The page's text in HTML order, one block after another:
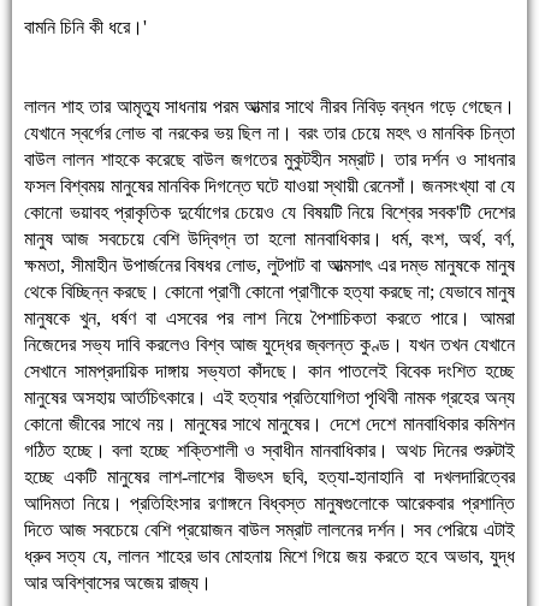
বামনি চিনি কী ধরে।'
লালন শাহ তার আমৃত্যু সাধনায় পরম আত্মার সাথে নীরব নিবিড় বন্ধন গড়ে গেছেন।
যেখানে স্বর্গের লোভ বা নরকের ভয় ছিল না। বরং তার চেয়ে মহৎ ও মানবিক চিন্তা
বাউল লালন শাহকে করেছে বাউল জগতের মুকুটহীন সম্রাট। তার দর্শন ও সাধনার
ফসল বিশ্বময় মানুষের মানবিক দিগন্তে ঘটে যাওয়া স্থায়ী রেনেসাঁ। জনসংখ্যা বা যে
কোনো ভয়াবহ প্রাকৃতিক দুর্যোগের চেয়েও যে বিষয়টি নিয়ে বিশ্বের সবক'টি দেশের
মানুষ আজ সবচেয়ে বেশি উদ্বিগ্ন তা হলো মানবাধিকার। ধর্ম, বংশ, অর্থ, বর্ণ,
ক্ষমতা, সীমাহীন উপার্জনের বিষধর লোভ, লুটপাট বা আত্মসাৎ এর দম্ভ মানুষকে মানুষ
থেকে বিচ্ছিন্ন করছে। কোনো প্রাণী কোনো প্রাণীকে হত্যা করছে না; যেভাবে মানুষ
মানুষকে খুন, ধর্ষণ বা এসবের পর লাশ নিয়ে পৈশাচিকতা করতে পারে। আমরা
নিজেদের সভ্য দাবি করলেও বিশ্ব আজ যুদ্ধের জ্বলন্ত কুণ্ড। যখন তখন যেখানে
সেখানে সামপ্রদায়িক দাঙ্গায় সভ্যতা কাঁদছে। কান পাতলেই বিবেক দংশিত হচ্ছে
মানুষের অসহায় আর্তচিৎকারে। এই হত্যার প্রতিযোগিতা পৃথিবী নামক গ্রহের অন্য
কোনো জীবের সাথে নয়। মানুষের সাথে মানুষের। দেশে দেশে মানবাধিকার কমিশন
গঠিত হচ্ছে। বলা হচ্ছে শক্তিশালী ও স্বাধীন মানবাধিকার। অথচ দিনের শুরুটাই
হচ্ছে একটি মানুষের লাশ-লাশের বীভৎস ছবি, হত্যা-হানাহানি বা দখলদারিত্বের
আদিমতা নিয়ে। প্রতিহিংসার রণাঙ্গনে বিধ্বস্ত মানুষগুলোকে আরেকবার প্রশান্তি
দিতে আজ সবচেয়ে বেশি প্রয়োজন বাউল সম্রাট লালনের দর্শন। সব পেরিয়ে এটাই
ধ্রুব সত্য যে, লালন শাহের ভাব মোহনায় মিশে গিয়ে জয় করতে হবে অভাব, যুদ্ধ
আর অবিশ্বাসের অজেয় রাজ্য।